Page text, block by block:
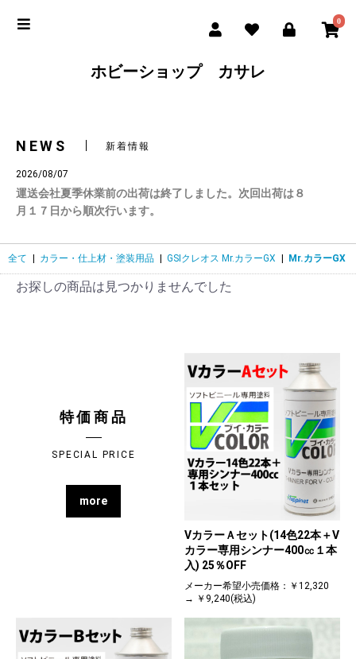
0
ホビーショップ カサレ
NEWS 新着情報
2026/08/07
運送会社夏季休業前の出荷は終了しました。次回出荷は８
月１７日から順次行います。
全て カラー・仕上材・塗装用品 GSIクレオス Mr.カラーGX Mr.カラーGX
お探しの商品は見つかりませんでした
特価商品
SPECIAL PRICE
more
VカラーＡセット(14色22本＋V
カラー専用シンナー400㏄１本
入) 25％OFF
メーカー希望小売価格：￥12,320
→ ￥9,240(税込)